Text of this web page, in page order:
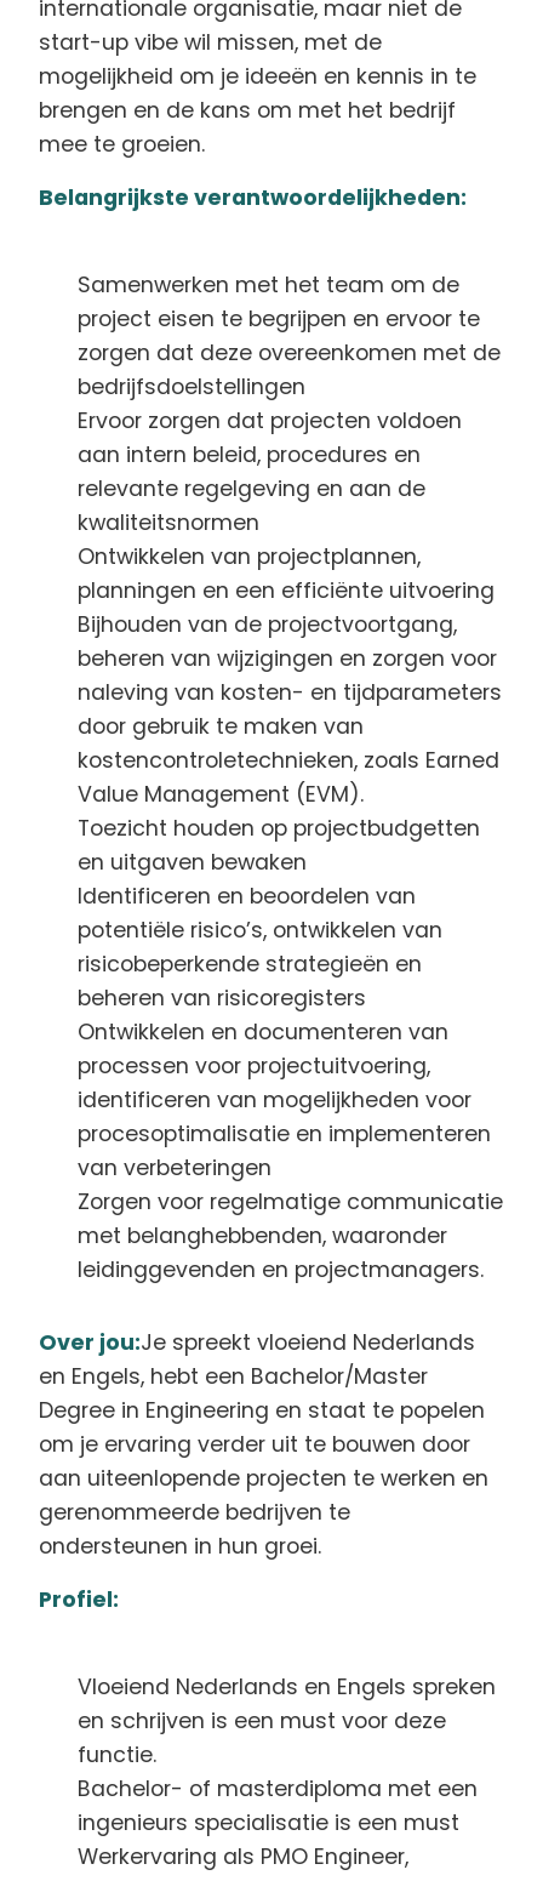
internationale organisatie, maar niet de
start-up vibe wil missen, met de
mogelijkheid om je ideeën en kennis in te
brengen en de kans om met het bedrijf
mee te groeien.
Belangrijkste verantwoordelijkheden:
Samenwerken met het team om de
project eisen te begrijpen en ervoor te
zorgen dat deze overeenkomen met de
bedrijfsdoelstellingen
Ervoor zorgen dat projecten voldoen
aan intern beleid, procedures en
relevante regelgeving en aan de
kwaliteitsnormen
Ontwikkelen van projectplannen,
planningen en een efficiënte uitvoering
Bijhouden van de projectvoortgang,
beheren van wijzigingen en zorgen voor
naleving van kosten- en tijdparameters
door gebruik te maken van
kostencontroletechnieken, zoals Earned
Value Management (EVM).
Toezicht houden op projectbudgetten
en uitgaven bewaken
Identificeren en beoordelen van
potentiële risico’s, ontwikkelen van
risicobeperkende strategieën en
beheren van risicoregisters
Ontwikkelen en documenteren van
processen voor projectuitvoering,
identificeren van mogelijkheden voor
procesoptimalisatie en implementeren
van verbeteringen
Zorgen voor regelmatige communicatie
met belanghebbenden, waaronder
leidinggevenden en projectmanagers.
Over jou:Je spreekt vloeiend Nederlands
en Engels, hebt een Bachelor/Master
Degree in Engineering en staat te popelen
om je ervaring verder uit te bouwen door
aan uiteenlopende projecten te werken en
gerenommeerde bedrijven te
ondersteunen in hun groei.
Profiel:
Vloeiend Nederlands en Engels spreken
en schrijven is een must voor deze
functie.
Bachelor- of masterdiploma met een
ingenieurs specialisatie is een must
Werkervaring als PMO Engineer,